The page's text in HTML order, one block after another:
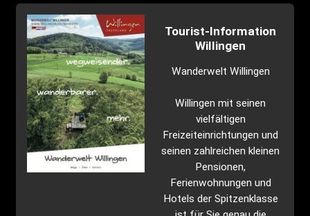
Tourist-Information
Willingen
Wanderwelt Willingen
Willingen mit seinen
vielfältigen
Freizeiteinrichtungen und
seinen zahlreichen kleinen
Pensionen,
Ferienwohnungen und
Hotels der Spitzenklasse